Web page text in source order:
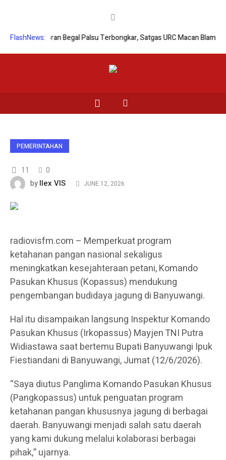
FlashNews:
Laporan Begal Palsu Terbongkar, Satgas URC Macan
PEMERINTAHAN
11
0
byIlex VIS JUNE 12, 2026
radiovisfm.com – Memperkuat program
ketahanan pangan nasional sekaligus
meningkatkan kesejahteraan petani, Komando
Pasukan Khusus (Kopassus) mendukung
pengembangan budidaya jagung di Banyuwangi.
Hal itu disampaikan langsung Inspektur Komando
Pasukan Khusus (Irkopassus) Mayjen TNI Putra
Widiastawa saat bertemu Bupati Banyuwangi Ipuk
Fiestiandani di Banyuwangi, Jumat (12/6/2026).
“Saya diutus Panglima Komando Pasukan Khusus
(Pangkopassus) untuk penguatan program
ketahanan pangan khususnya jagung di berbagai
daerah. Banyuwangi menjadi salah satu daerah
yang kami dukung melalui kolaborasi berbagai
pihak,” ujarnya.